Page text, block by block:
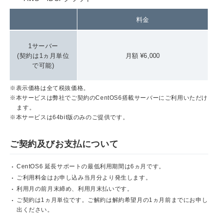
料金
1サーバー
(契約は1ヵ月単位
で可能)
月額 ¥6,000
※表示価格は全て税抜価格。
※本サービスは弊社でご契約のCentOS6搭載サーバーにご利用いただけ
ます。
※本サービスは64bit版のみのご提供です。
ご契約及びお支払について
CentOS6 延長サポートの最低利用期間は6ヵ月です。
ご利用料金はお申し込み当月分より発生します。
利用月の前月末締め、利用月末払いです。
ご契約は1ヵ月単位です。ご解約は解約希望月の1ヵ月前までにお申し
出ください。